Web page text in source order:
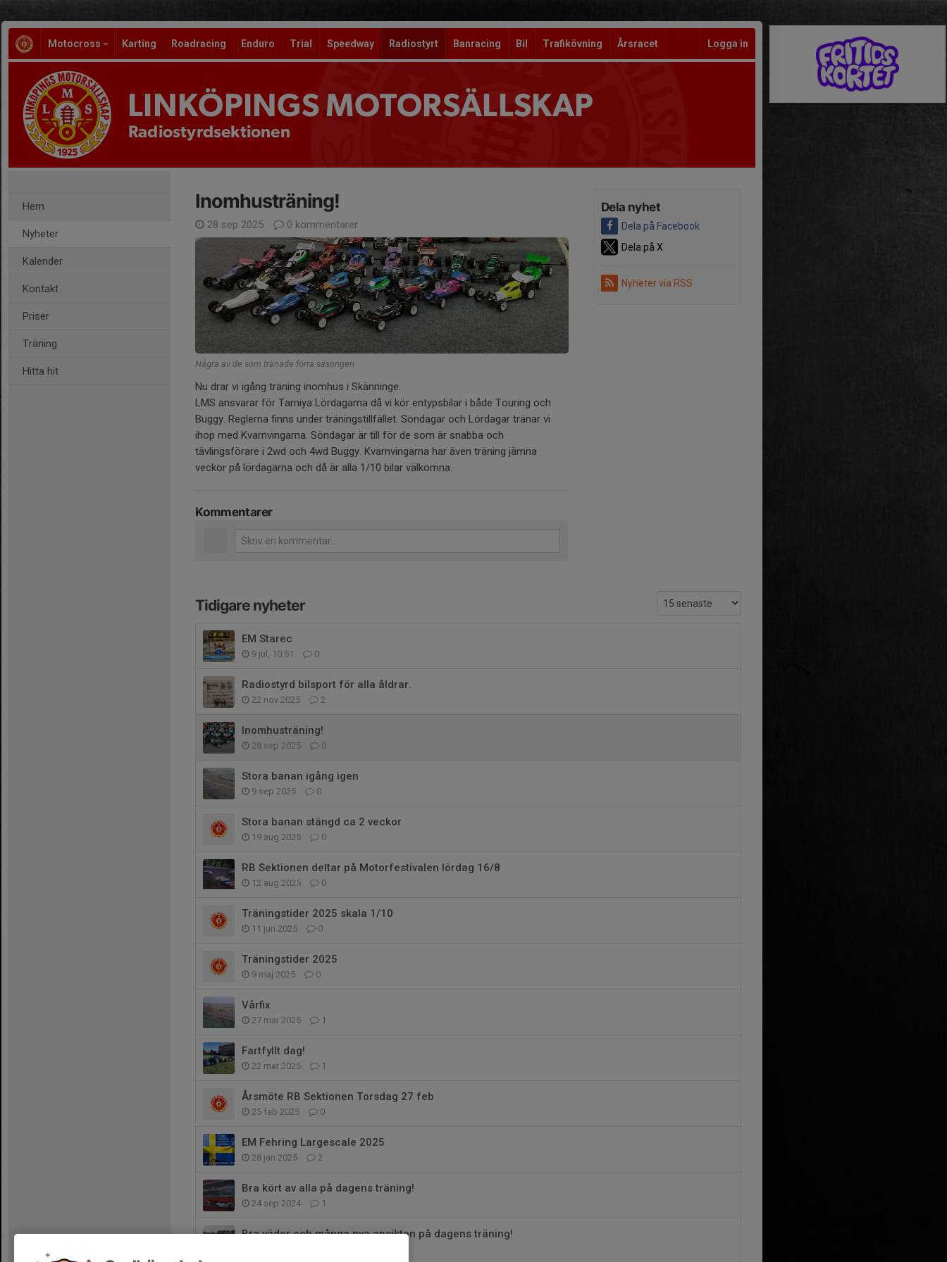
Motocross Karting Roadracing Enduro Trial Speedway Radiostyrt Banracing Bil Trafikövning Årsracet Logga in
LINKÖPINGS MOTORSÄLLSKAP
Radiostyrdsektionen
Hem
Nyheter
Kalender
Kontakt
Priser
Träning
Hitta hit
Dela nyhet
Dela på Facebook
Dela på X
Nyheter via RSS
Inomhusträning!
28 sep 2025 0 kommentarer
Några av de som tränade förra säsongen
Nu drar vi igång träning inomhus i Skänninge.
LMS ansvarar för Tamiya Lördagarna då vi kör entypsbilar i både Touring och
Buggy. Reglerna finns under träningstillfället. Söndagar och Lördagar tränar vi
ihop med Kvarnvingarna. Söndagar är till för de som är snabba och
tävlingsförare i 2wd och 4wd Buggy. Kvarnvingarna har även träning jämna
veckor på lördagarna och då är alla 1/10 bilar välkomna.
Kommentarer
Tidigare nyheter
EM Starec
9 jul, 10:51 0
Radiostyrd bilsport för alla åldrar.
22 nov 2025 2
Inomhusträning!
28 sep 2025 0
Stora banan igång igen
9 sep 2025 0
Stora banan stängd ca 2 veckor
19 aug 2025 0
RB Sektionen deltar på Motorfestivalen lördag 16/8
12 aug 2025 0
Träningstider 2025 skala 1/10
11 jun 2025 0
Träningstider 2025
9 maj 2025 0
Vårfix
27 mar 2025 1
Fartfyllt dag!
22 mar 2025 1
Årsmöte RB Sektionen Torsdag 27 feb
25 feb 2025 0
EM Fehring Largescale 2025
28 jan 2025 2
Bra kört av alla på dagens träning!
24 sep 2024 1
Bra väder och många nya ansikten på dagens träning!